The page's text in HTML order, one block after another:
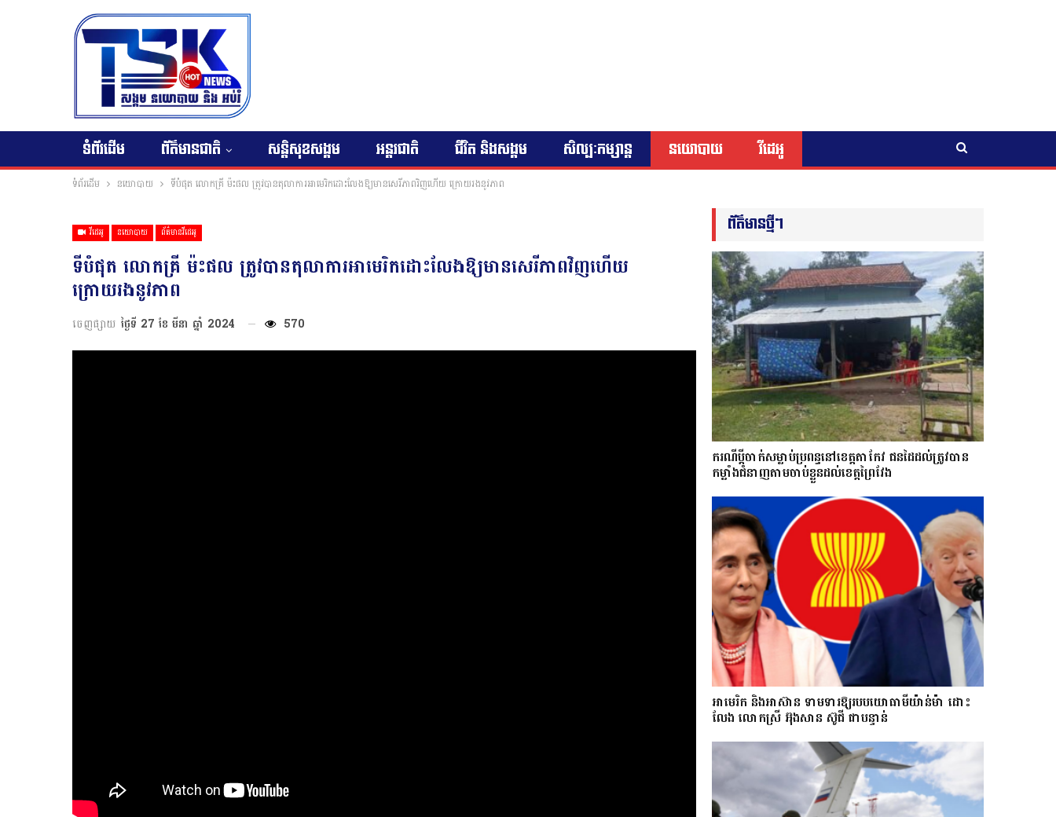
ទំព័រដើម ព័ត៌មានជាតិ សន្តិសុខសង្គម អន្តរជាតិ ជីវិត និងសង្គម សិល្បៈកម្សាន្ត នយោបាយ វីដេអូ
ទំព័រដើម នយោបាយ ទីបំផុត លោកគ្រី ម៉ះផល ត្រូវបានតុលាការអាមេរិកដោះលែងឱ្យមានសេរីភាពវិញហើយ ក្រោយរងនូវភាព
វីដេអូ នយោបាយ ព័ត៌មានវីដេអូ
ទីបំផុត លោកគ្រី ម៉ះផល ត្រូវបានតុលាការអាមេរិកដោះលែងឱ្យមានសេរីភាពវិញហើយ
ក្រោយរងនូវភាព
ចេញផ្សាយ ថ្ងៃទី 27 ខែ មីនា ឆ្នាំ 2024 570
ព័ត៌មានថ្មីៗ
ករណីប្ដីចាក់សម្លាប់ប្រពន្ធនៅខេត្តតាកែវ ជនដៃដល់ត្រូវបាន
កម្លាំងជំនាញតាមចាប់ខ្លួនដល់ខេត្តព្រៃវែង
អាមេរិក និងអាស៊ាន ទាមទារឱ្យ​របបយោធាមីយ៉ាន់ម៉ា​ ដោះ​
លែង​ លោកស្រី អ៊ុងសាន ស៊ូជី ជា​បន្ទាន់